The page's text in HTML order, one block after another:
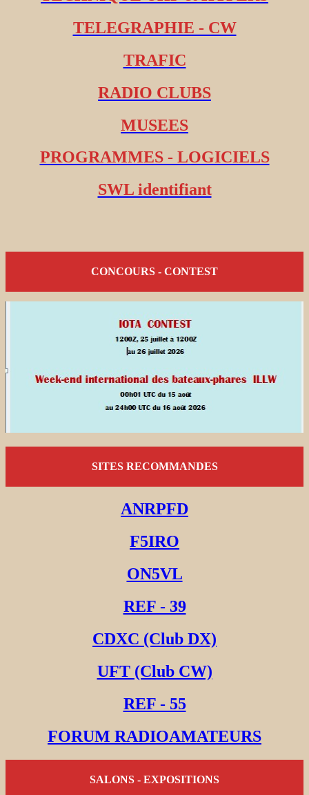
TELEGRAPHIE - CW
TRAFIC
RADIO CLUBS
MUSEES
PROGRAMMES - LOGICIELS
SWL identifiant
CONCOURS - CONTEST
SITES RECOMMANDES
ANRPFD
F5IRO
ON5VL
REF - 39
CDXC (Club DX)
UFT (Club CW)
REF - 55
FORUM RADIOAMATEURS
SALONS - EXPOSITIONS